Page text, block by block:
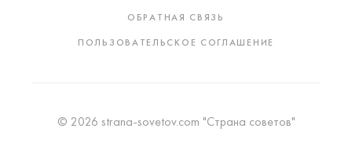
ОБРАТНАЯ СВЯЗЬ
ПОЛЬЗОВАТЕЛЬСКОЕ СОГЛАШЕНИЕ
© 2026 strana-sovetov.com "Страна советов"